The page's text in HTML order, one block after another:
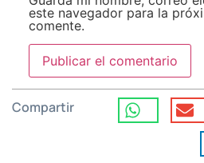
este navegador para la
comente.
Compartir